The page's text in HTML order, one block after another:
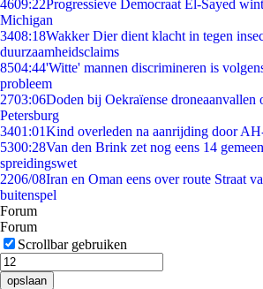
4609:22Progressieve Democraat El-Sayed
Michigan
3408:18Wakker Dier dient klacht in tegen
duurzaamheidsclaims
8504:44'Witte' mannen discrimineren is
probleem
2703:06Doden bij Oekraïense droneaanvallen
Petersburg
3401:01Kind overleden na aanrijding door
5300:28Van den Brink zet nog eens 14
spreidingswet
2206/08Iran en Oman eens over route Straat
buitenspel
Forum
Forum
Scrollbar gebruiken
opslaan